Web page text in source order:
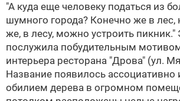
"А куда еще человеку податься из
шумного города? Конечно же в лес,
же, в лесу, можно устроить пикник."
послужила побудительным
интерьера ресторана "Дрова" (ул.
Название появилось ассоциативно
обилием дерева в огромном